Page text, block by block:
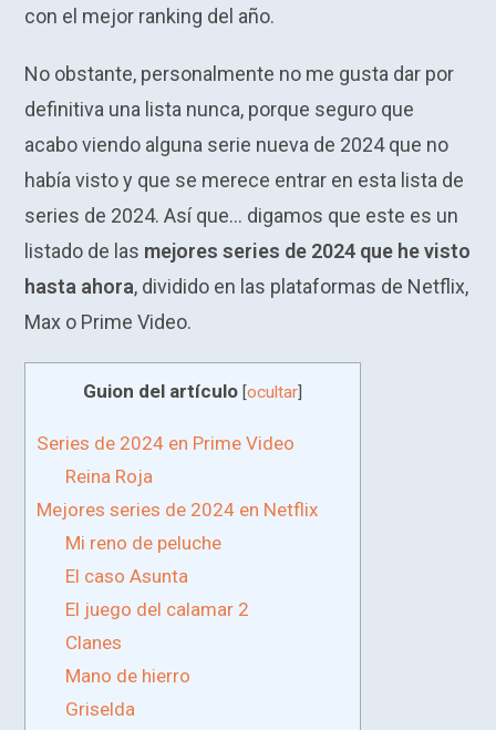
con el mejor ranking del año.
No obstante, personalmente no me gusta dar por
definitiva una lista nunca, porque seguro que
acabo viendo alguna serie nueva de 2024 que no
había visto y que se merece entrar en esta lista de
series de 2024. Así que… digamos que este es un
listado de las mejores series de 2024 que he visto
hasta ahora, dividido en las plataformas de Netflix,
Max o Prime Video.
Guion del artículo [ocultar]
Series de 2024 en Prime Video
Reina Roja
Mejores series de 2024 en Netflix
Mi reno de peluche
El caso Asunta
El juego del calamar 2
Clanes
Mano de hierro
Griselda